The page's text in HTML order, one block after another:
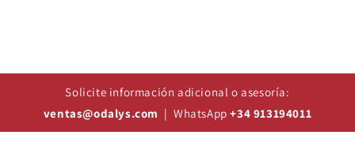
Solicite información adicional o asesoría:
ventas@odalys.com | WhatsApp+34 913194011